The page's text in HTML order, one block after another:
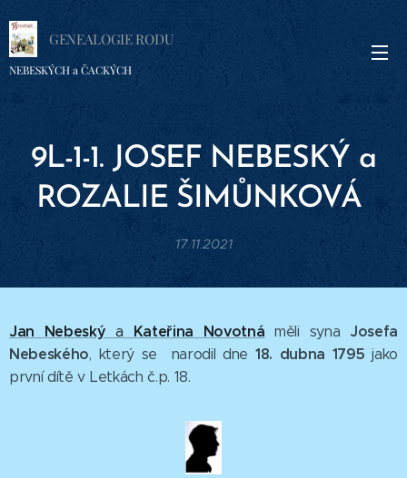
GENEALOGIE RODU
NEBESKÝCH a ČACKÝCH
9L-1-1. JOSEF NEBESKÝ a
ROZALIE ŠIMŮNKOVÁ
17.11.2021
Jan Nebeský a Kateřina Novotná měli syna Josefa
Nebeského, který se narodil dne 18. dubna 1795 jako
první dítě v Letkách č.p. 18.